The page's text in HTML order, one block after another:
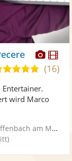
5,0
5
(16)
Entertainer.
wird Marco
am Main